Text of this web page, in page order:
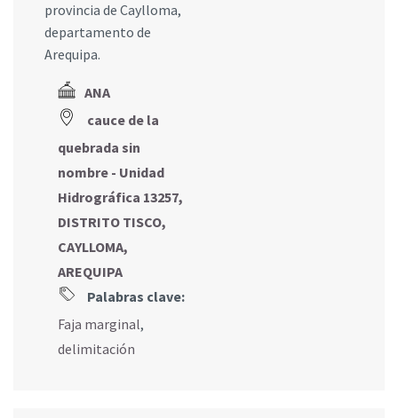
provincia de Caylloma,
departamento de
Arequipa.
ANA
cauce de la
quebrada sin
nombre - Unidad
Hidrográfica 13257,
DISTRITO TISCO,
CAYLLOMA,
AREQUIPA
Palabras clave:
Faja marginal,
delimitación